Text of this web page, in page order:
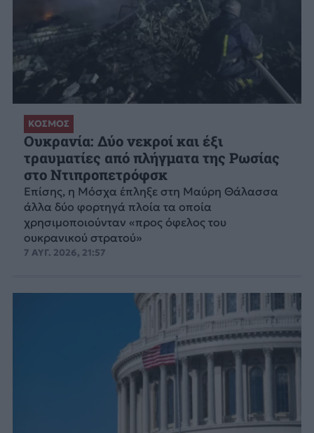
ΚΟΣΜΟΣ
Ουκρανία: Δύο νεκροί και έξι
τραυματίες από πλήγματα της Ρωσίας
στο Ντιπροπετρόφσκ
Επίσης, η Μόσχα έπληξε στη Μαύρη Θάλασσα
άλλα δύο φορτηγά πλοία τα οποία
χρησιμοποιούνταν «προς όφελος του
ουκρανικού στρατού»
7 ΑΥΓ. 2026, 21:57